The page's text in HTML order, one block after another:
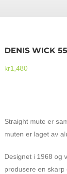
DENIS WICK
kr1,480
Straight mute er
muten er laget av
Designet i 1968 og
produsere en